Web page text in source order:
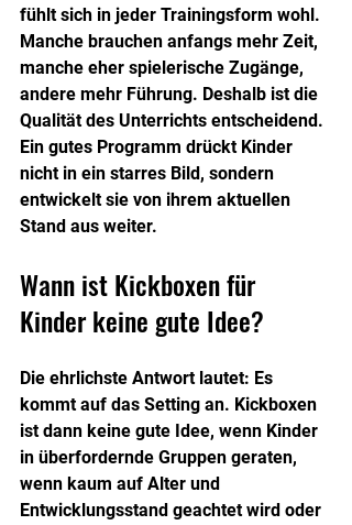
fühlt sich in jeder Trainingsform wohl.
Manche brauchen anfangs mehr Zeit,
manche eher spielerische Zugänge,
andere mehr Führung. Deshalb ist die
Qualität des Unterrichts entscheidend.
Ein gutes Programm drückt Kinder
nicht in ein starres Bild, sondern
entwickelt sie von ihrem aktuellen
Stand aus weiter.
Wann ist Kickboxen für
Kinder keine gute Idee?
Die ehrlichste Antwort lautet: Es
kommt auf das Setting an. Kickboxen
ist dann keine gute Idee, wenn Kinder
in überfordernde Gruppen geraten,
wenn kaum auf Alter und
Entwicklungsstand geachtet wird oder